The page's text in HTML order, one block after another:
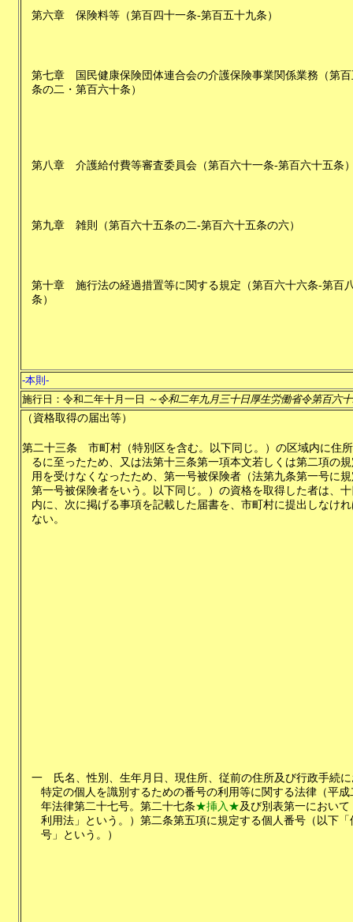
第六章 保険料等（第百四十一条-第百五十九条 ）
第七章 国民健康保険団体連合会の介護保険事業関係業務 （第
条の二・第百六十条 ）
第八章 介護給付費等審査委員会（第百六十一条-第百六十五条
第九章 雑則 （第百六十五条の二-第百六十五条の六）
第十章 施行法の経過措置等に関する規定 （第百六十六条-第百
条 ）
-本則-
施行日：令和二年十月一日 ～令和二年九月三十日厚生労働省令第百六
（資格取得の届出等）
第二十三条
市町村（特別区を含む。以下同じ。）の区域内に住
るに至ったため、又は法第十三条第一項本文若しくは第二項の
用を受けなくなったため、第一号被保険者（法第九条第一号に
第一号被保険者をいう。以下同じ。）の資格を取得した者は、
内に、次に掲げる事項を記載した届書を、市町村に提出しなけ
ない。
一
氏名、性別、生年月日、現住所、従前の住所及び行政手続
特定の個人を識別するための番号の利用等に関する法律（平成
年法律第二十七号。第二十七条★挿入★及び別表第一において
利用法」という。）第二条第五項に規定する個人番号（以下「
号」という。）